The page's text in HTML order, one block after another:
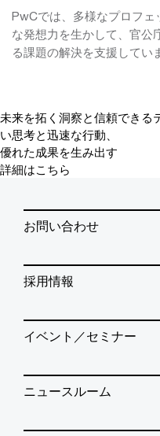
PwCでは、多様なプロフェ
な発想力を生かして、官公
る課題の解決を支援してい
未来を拓く洞察と信頼できる
い思考と迅速な行動、
優れた成果を生み出す
詳細はこちら
お問い合わせ
採用情報
イベント／セミナー
ニュースルーム